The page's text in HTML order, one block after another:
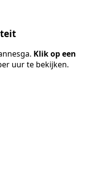
Klik op een
uur te bekijken.